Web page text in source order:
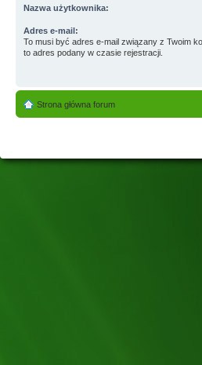
Nazwa użytkownika:
Adres e-mail:
To musi być adres e-mail związany z Twoim
to adres podany w czasie rejestracji.
Strona główna forum